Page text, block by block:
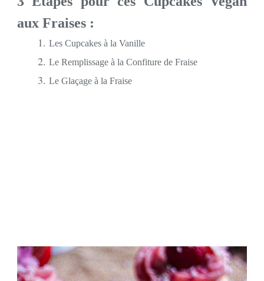
aux Fraises :
Les Cupcakes à la Vanille
Le Remplissage à la Confiture de Fraise
Le Glaçage à la Fraise